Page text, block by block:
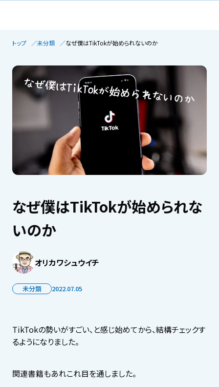
トップ 未分類 なぜ僕はTikTokが始められないのか
なぜ僕はTikTokが始められな
いのか
オリカワシュウイチ
未分類 2022.07.05
TikTokの勢いがすごい、と感じ始めてから、結構チェックす
るようになりました。
関連書籍もあれこれ目を通しました。